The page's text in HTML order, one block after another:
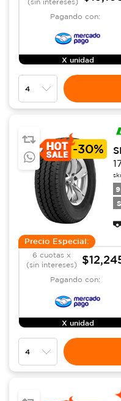
Pagando con:
X unidad
-30%
S
Precio Especial:
6 cuotas x
(sin intereses)
Pagando con:
X unidad